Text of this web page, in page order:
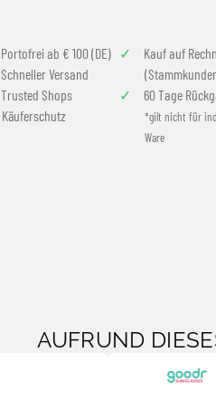
Portofrei ab € 100 (DE)
Schneller Versand
Trusted Shops
Käuferschutz
Kauf auf
60 Tage
*gilt nicht für
Ware
AUFRUND